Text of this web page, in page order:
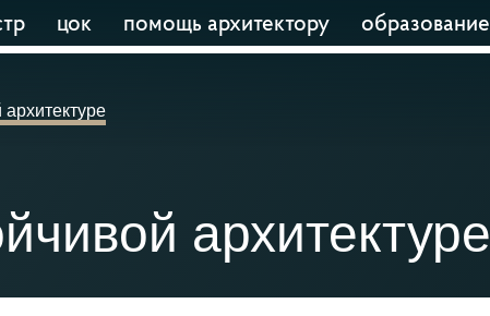
цок помощь архитектору образование
архитектуре